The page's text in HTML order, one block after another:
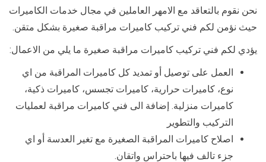
نحن نقوم بالتعاقد مع الامهر العاملين في مجال خدمات الكاميرات
حيث نؤمن لكم فني تركيب كاميرات مراقبة صغيرة بشكل متقن.
يؤدي لكم فني تركيب كاميرات مراقبة صغيرة ما يلي من الاعمال:
العمل على توصيل أو تمديد كل كاميرات المراقبة من اي
نوع، كاميرات حرارية، كاميرات تجسس، كاميرات ذكية،
كاميرات منزلية. إضافة الى فني كاميرات مراقبة لعمليات
التركيب والتطوير
اصلاح كاميرات المراقبة الصغيرة مع تغير العدسة أو اي
جزء تالف فيها باحتراس واتقان.